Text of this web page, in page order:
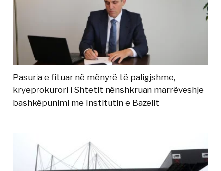
Pasuria e fituar në mënyrë të paligjshme,
kryeprokurori i Shtetit nënshkruan marrëveshje
bashkëpunimi me Institutin e Bazelit